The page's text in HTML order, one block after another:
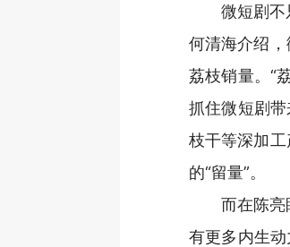
微短剧
何清海介绍
荔枝销量。“
抓住微短剧
枝干等深加
的“留量”。
而在陈
有更多内生